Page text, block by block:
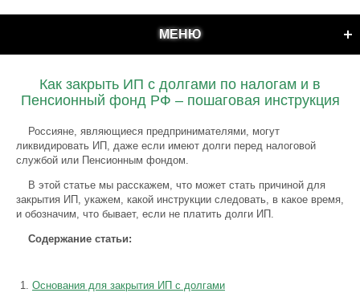
МЕНЮ
Как закрыть ИП с долгами по налогам и в
Пенсионный фонд РФ – пошаговая инструкция
Россияне, являющиеся предпринимателями, могут
ликвидировать ИП, даже если имеют долги перед налоговой
службой или Пенсионным фондом.
В этой статье мы расскажем, что может стать причиной для
закрытия ИП, укажем, какой инструкции следовать, в какое время,
и обозначим, что бывает, если не платить долги ИП.
Содержание статьи:
Основания для закрытия ИП с долгами